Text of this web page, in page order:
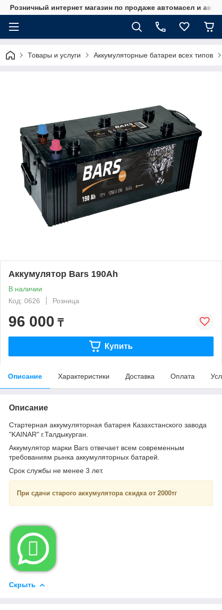
Розничный интернет магазин по продаже автомасел и
Товары и услуги Аккумуляторные батареи всех типов
Аккумулятор Bars 190Ah
В наличии
Код: 0626
Розница
96 000 ₸
Купить
Описание Характеристики Доставка Оплата
Описание
Стартерная аккумуляторная батарея Казахстанского завода
"KAINAR" г.Талдыкурган.
Аккумулятор марки Bars отвечает всем современным
требованиям рынка аккумуляторных батарей.
Срок службы не менее 3 лет.
При сдачи старого аккумулятора скидка от 2000тг

Скрыть